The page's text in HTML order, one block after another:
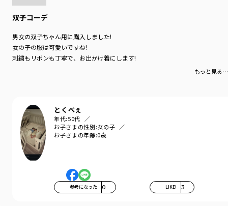
双子コーデ
男女の双子ちゃん用に購入しました!
女の子の服は可愛いですね!
刺繍もリボンも丁寧で、お出かけ着にします!
もっと見る…
とくべぇ
年代:50代
お子さまの性別:女の子
お子さまの年齢:0歳
参考になった 0 LIKE! 3
ベビー雑貨：04-5276-668 【おそろい】レモン＆フラワー総柄刺しゅうス
タイ
アバンド
キッズ男児：11-5209-403 【おそろい】レモン＆フラワー総柄刺しゅう半
袖シャツ
キッズ男児：11-5206-411 【おそろい】レモン＆フラワー総柄刺しゅう切
ッキングTシャツ
キッズ女児：12-5214-165 【おそろい】レモン＆フラワー総柄刺しゅうチ
ュニック
キッズ女児：12-5231-169 【おそろい】レモン＆フラワー総柄刺しゅうシ
ョートパンツ
伸縮性：ダンガリーとサッカー素材の部分は伸縮性なし